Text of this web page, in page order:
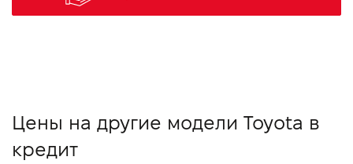
Цены на другие модели Toyota в
кредит